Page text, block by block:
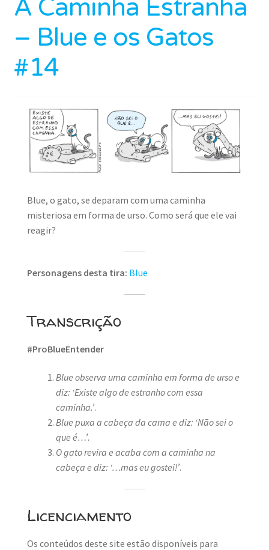
A Caminha Estranha
– Blue e os Gatos
#14
Blue, o gato, se deparam com uma caminha
misteriosa em forma de urso. Como será que ele vai
reagir?
Personagens desta tira: Blue
Transcrição
#ProBlueEntender
Blue observa uma caminha em forma de urso e
diz: ‘Existe algo de estranho com essa
caminha.’.
Blue puxa a cabeça da cama e diz: ‘Não sei o
que é…’.
O gato revira e acaba com a caminha na
cabeça e diz: ‘…mas eu gostei!’.
Licenciamento
Os conteúdos deste site estão disponíveis para